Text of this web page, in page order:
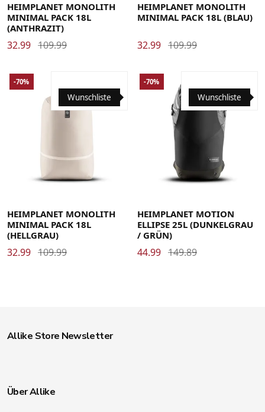
HEIMPLANET MONOLITH
MINIMAL PACK 18L
(ANTHRAZIT)
32.99 109.99
HEIMPLANET MONOLITH
MINIMAL PACK 18L (BLAU)
32.99 109.99
Wunschliste
-70%
HEIMPLANET MONOLITH
MINIMAL PACK 18L
(HELLGRAU)
32.99 109.99
Wunschliste
-70%
HEIMPLANET MOTION
ELLIPSE 25L (DUNKELGRAU
/ GRÜN)
44.99 149.89
Allike Store Newsletter
Über Allike